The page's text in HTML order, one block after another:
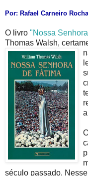
Por: Rafael Carneiro Rocha
O livro "Nossa
Thomas Walsh,
século passado.